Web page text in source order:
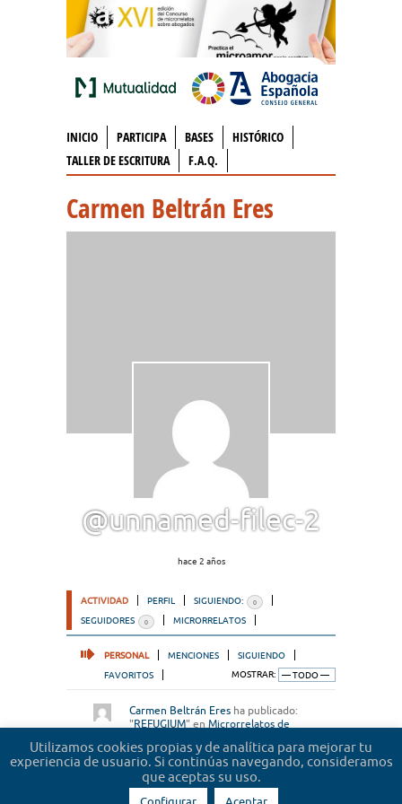
INICIO PARTICIPA BASES
HISTÓRICO
TALLER DE ESCRITURA
F.A.Q.
Carmen Beltrán Eres
@unnamed-filec-2
hace 2 años
ACTIVIDAD PERFIL SIGUIENDO: 0
SEGUIDORES 0 MICRORRELATOS
PERSONAL MENCIONES
SIGUIENDO
FAVORITOS
MOSTRAR:
Carmen Beltrán Eres ha publicado:
"REFUGIUM" en Microrrelatos de
Utilizamos cookies propias y de analítica para mejorar tu
experiencia de usuario. Si continúas navegando, consideramos
que aceptas su uso.
Configurar Aceptar